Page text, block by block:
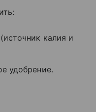
калия и
удобрение.